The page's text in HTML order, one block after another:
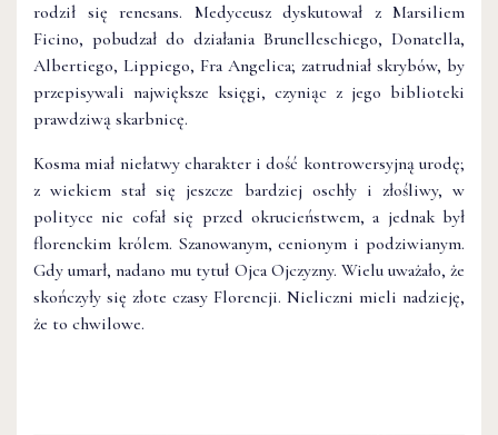
rodził się renesans. Medyceusz dyskutował z Marsiliem
Ficino, pobudzał do działania Brunelleschiego, Donatella,
Albertiego, Lippiego, Fra Angelica; zatrudniał skrybów, by
przepisywali największe księgi, czyniąc z jego biblioteki
prawdziwą skarbnicę.
Kosma miał niełatwy charakter i dość kontrowersyjną urodę;
z wiekiem stał się jeszcze bardziej oschły i złośliwy, w
polityce nie cofał się przed okrucieństwem, a jednak był
florenckim królem. Szanowanym, cenionym i podziwianym.
Gdy umarł, nadano mu tytuł Ojca Ojczyzny. Wielu uważało, że
skończyły się złote czasy Florencji. Nieliczni mieli nadzieję,
że to chwilowe.